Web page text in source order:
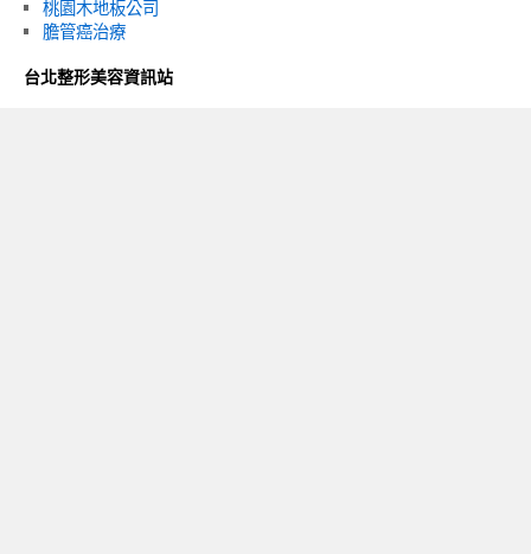
桃園木地板公司
膽管癌治療
台北整形美容資訊站